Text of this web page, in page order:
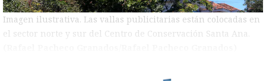
Imagen ilustrativa. Las vallas publicitarias están colocadas en
el sector norte y sur del Centro de Conservación Santa Ana.